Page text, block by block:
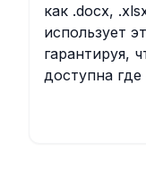
как .docx,
использует
гарантируя,
доступна где